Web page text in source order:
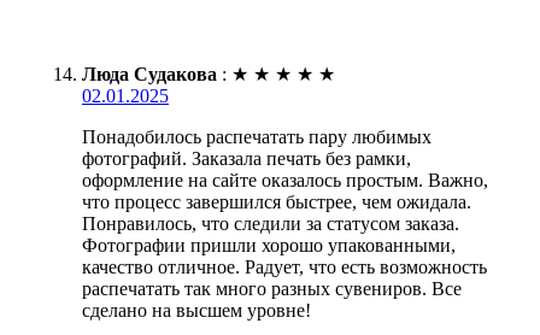
Люда Судакова : ★ ★ ★ ★ ★
02.01.2025
Понадобилось распечатать пару любимых
фотографий. Заказала печать без рамки,
оформление на сайте оказалось простым. Важно,
что процесс завершился быстрее, чем ожидала.
Понравилось, что следили за статусом заказа.
Фотографии пришли хорошо упакованными,
качество отличное. Радует, что есть возможность
распечатать так много разных сувениров. Все
сделано на высшем уровне!